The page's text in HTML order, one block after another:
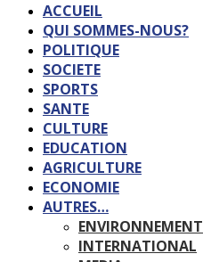
ACCUEIL
QUI SOMMES-NOUS?
POLITIQUE
SOCIETE
SPORTS
SANTE
CULTURE
EDUCATION
AGRICULTURE
ECONOMIE
AUTRES…
ENVIRONNEMENT
INTERNATIONAL